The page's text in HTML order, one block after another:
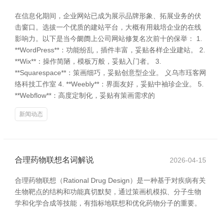
在信息化期间，企业网站已成为展示品牌形象、拓展业务的伏
击窗口。选拔一个优质的建站平台，大概有用栽培企业的在线
影响力。以下是当今阛阓上公司网站修复名次前十的保举： 1.
**WordPress**：功能纷乱，插件丰富，妥贴各样企业建站。 2.
**Wix**：操作简陋，模板万般，妥贴入门者。 3.
**Squarespace**：策画细巧，妥贴创意型企业。 义乌市珏客网
络科技工作室 4. **Weebly**：界面友好，妥贴中袖珍企业。 5.
**Webflow**：高度定制化，妥贴有策画需求的
新闻动态
合理药物联想名词解说 2026-04-15
合理药物联想（Rational Drug Design）是一种基于对疾病有关
生物靶点的结构和功能真切默契，通过策画机模拟、分子生物
学和化学合成等技能，有指标地联想和优化药物分子的重要。